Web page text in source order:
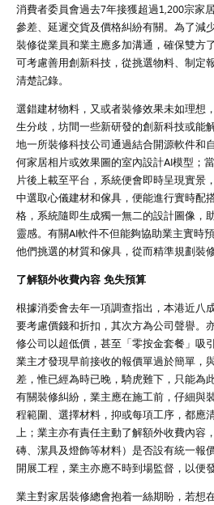
消費者委員會過去7年接獲超過1,200宗家
參差、延遲交貨及價格糾紛有關。為了減
裝修從業員和業主應多加溝通，確保雙方
可考慮善用創新科技，從挑選物料、制定
清楚記錄。
選錯建材物料，又或者裝修效果未如理想
生分歧，坊間一些新研發的創新科技或能
地一所裝修科技公司通過結合開源軟件和
何家居相片或效果圖的室內設計AI模型；
片後上載至平台，系統便會即時呈現實景
中選取心儀建材和傢具，便能進行實時配
格，系統隨即生成獨一無二的設計圖像，
靈感。有關AI軟件不但能夠協助業主實時
他們挑選的材質和傢具，從而精準規劃裝修
了解額外收費內容 免失預算
根據消委會去年一項調查指出，本港近八
要考慮價錢和折扣，其次方為公司聲譽。
修公司以超低價，甚至「零按金套餐」吸
業主才發現早前接收的報價單過於簡單，
差，惟已經為時已晚，騎虎難下，只能為
有關裝修糾紛，業主應在施工前，仔細與
程範圍、選擇材料，抑或每項工序，都應
上；業主亦有責任主動了解額外收費內容
磚、潔具及燈飾等材料）是否設有統一報
開展工程，業主亦應不時到場監督，以便
業主對家居裝修總會抱着一絲期盼，若想